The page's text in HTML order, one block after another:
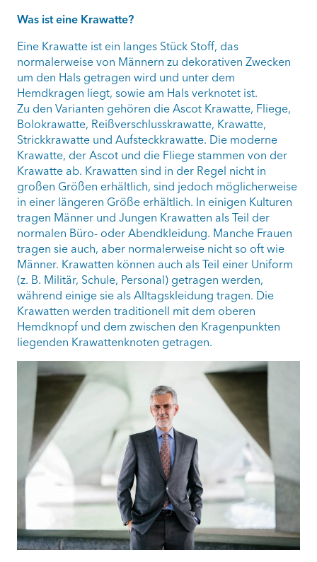
Was ist eine Krawatte?
Eine Krawatte ist ein langes Stück Stoff, das
normalerweise von Männern zu dekorativen Zwecken
um den Hals getragen wird und unter dem
Hemdkragen liegt, sowie am Hals verknotet ist.
Zu den Varianten gehören die Ascot Krawatte, Fliege,
Bolokrawatte, Reißverschlusskrawatte, Krawatte,
Strickkrawatte und Aufsteckkrawatte. Die moderne
Krawatte, der Ascot und die Fliege stammen von der
Krawatte ab. Krawatten sind in der Regel nicht in
großen Größen erhältlich, sind jedoch möglicherweise
in einer längeren Größe erhältlich. In einigen Kulturen
tragen Männer und Jungen Krawatten als Teil der
normalen Büro- oder Abendkleidung. Manche Frauen
tragen sie auch, aber normalerweise nicht so oft wie
Männer. Krawatten können auch als Teil einer Uniform
(z. B. Militär, Schule, Personal) getragen werden,
während einige sie als Alltagskleidung tragen. Die
Krawatten werden traditionell mit dem oberen
Hemdknopf und dem zwischen den Kragenpunkten
liegenden Krawattenknoten getragen.